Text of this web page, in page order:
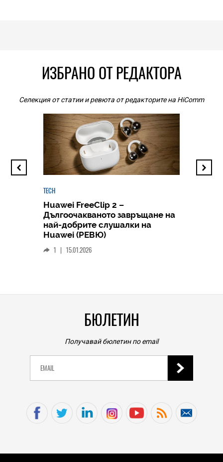
ИЗБРАНО ОТ РЕДАКТОРА
Селекция от статии и ревюта от редакторите на HiComm
TECH
Huawei FreeClip 2 –
Дългоочакваното завръщане на
най-добрите слушалки на
Huawei (РЕВЮ)
1 | 15.01.2026
БЮЛЕТИН
Получавай бюлетин по email